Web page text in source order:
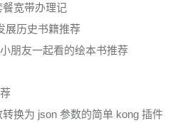
宽带办理记
展历史书籍推荐
朋友一起看的绘本书推荐
换为 json 参数的简单 kong 插件